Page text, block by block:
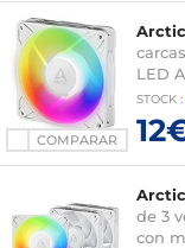
COMPARAR
Arctic
LED
STOCK :
Arctic
de 3
con